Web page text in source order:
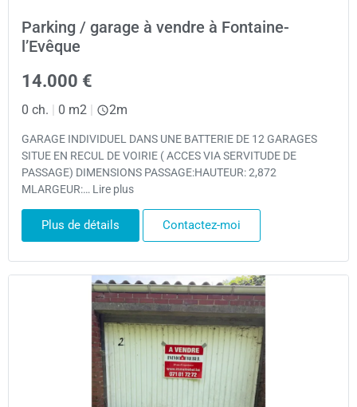
Parking / garage à vendre à Fontaine-
l’Evêque
14.000 €
0 ch. | 0 m2 | 2m
GARAGE INDIVIDUEL DANS UNE BATTERIE DE 12 GARAGES
SITUE EN RECUL DE VOIRIE ( ACCES VIA SERVITUDE DE
PASSAGE) DIMENSIONS PASSAGE:HAUTEUR: 2,872
MLARGEUR:… Lire plus
Plus de détails Contactez-moi